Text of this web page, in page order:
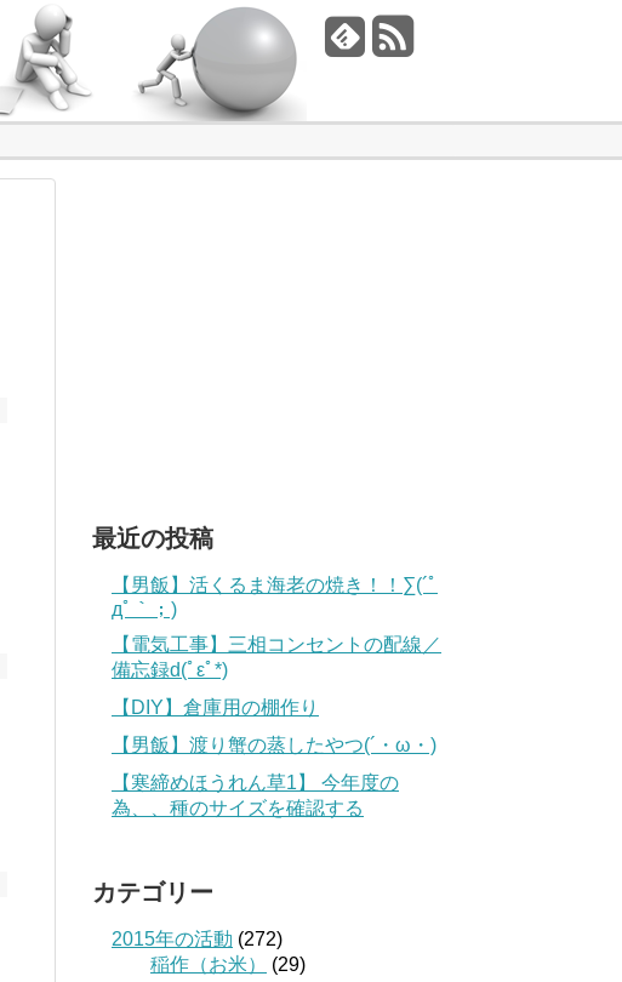
最近の投稿
【男飯】活くるま海老の焼き！！∑(´ﾟ
дﾟ｀；)
【電気工事】三相コンセントの配線／
備忘録d(ﾟεﾟ*)
【DIY】倉庫用の棚作り
【男飯】渡り蟹の蒸したやつ(´・ω・)
【寒締めほうれん草1】 今年度の
為、、種のサイズを確認する
カテゴリー
2015年の活動 (272)
稲作（お米）
(29)